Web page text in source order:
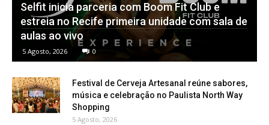
Selfit inicia parceria com Boom Fit Club e
estreia no Recife primeira unidade com sala de
aulas ao vivo
5 Agosto, 2026 0
Festival de Cerveja Artesanal reúne sabores,
música e celebração no Paulista North Way
Shopping
5 Agosto, 2026